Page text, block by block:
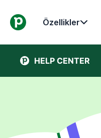
Özellikler
HELP CENTER